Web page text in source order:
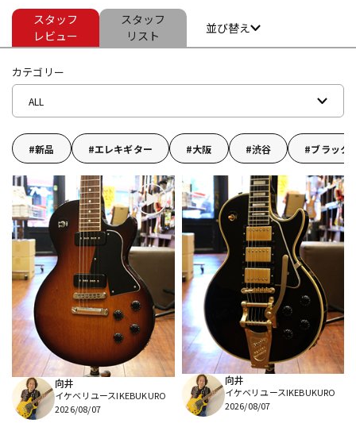
ドラム パーカッション
管楽器 その他楽器
アンプ エフェクター
DJ機器 DTM
DTM オンライン納品 レコーディング機器
配信/ライブ機器 楽器アクセサリ
スタッフ
レビュー
スタッフ
リスト
並び替え
カテゴリー
ALL
新品 エレキギター 大阪 渋谷 ブラック
向井
イケベリユースIKEBUKURO
2026/08/07
向井
イケベリユースIKEBUKURO
2026/08/07